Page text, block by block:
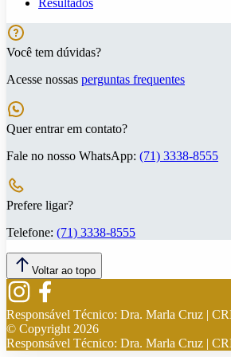
Você tem dúvidas?
Acesse nossas perguntas frequentes
Quer entrar em contato?
Fale no nosso WhatsApp: (71) 3338-8555
Prefere ligar?
Telefone: (71) 3338-8555
Voltar ao topo
Responsável Técnico: Dra. Marla Cruz |
© Copyright 2026
Responsável Técnico: Dra. Marla Cruz |